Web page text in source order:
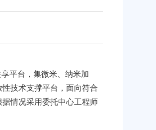
平台，集微米、纳米加
技术支撑平台，面向符合
情况采用委托中心工程师